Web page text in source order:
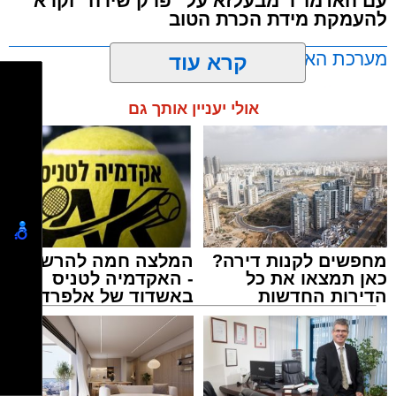
שבהם לומדים מאות בחורי ישיבות ומתעלים
בתורה גם בימי החופש.
במופע סיום בין הזמנים שישולב עם מלווה מלכה
מוזיקלי יופיעו על במה אחת ענקי הזמר והרגש,
בנצי שטיין, יצחק בן ארזה ושמוליק קליין בליווי
תזמורת מורחבת בניצוחו של מאסטרו דני אבידני.
להעמקת מידת הכרת הטוב
מערכת האתר / 00:23 06.08.26
תגים:אשדוד, בעלזא, הילולא
קרא עוד
אולי יעניין אותך גם
מחפשים לקנות דירה?
כאן תמצאו את כל
הדירות החדשות
למכירה באשדוד >>>
המלצה חמה להרשמה
- האקדמיה לטניס
באשדוד של אלפרד
קריאולנסקי - לילדים